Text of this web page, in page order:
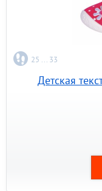
25 ... 33
Детская